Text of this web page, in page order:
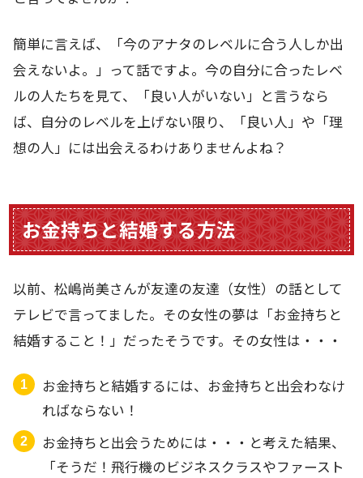
簡単に言えば、「今のアナタのレベルに合う人しか出
会えないよ。」って話ですよ。今の自分に合ったレベ
ルの人たちを見て、「良い人がいない」と言うなら
ば、自分のレベルを上げない限り、「良い人」や「理
想の人」には出会えるわけありませんよね？
お金持ちと結婚する方法
以前、松嶋尚美さんが友達の友達（女性）の話として
テレビで言ってました。その女性の夢は「お金持ちと
結婚すること！」だったそうです。その女性は・・・
お金持ちと結婚するには、お金持ちと出会わなけ
ればならない！
お金持ちと出会うためには・・・と考えた結果、
「そうだ！飛行機のビジネスクラスやファースト